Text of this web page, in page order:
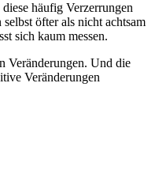
häufig Verzerrungen
öfter als nicht achtsam
sich kaum messen.
Veränderungen. Und die
Veränderungen